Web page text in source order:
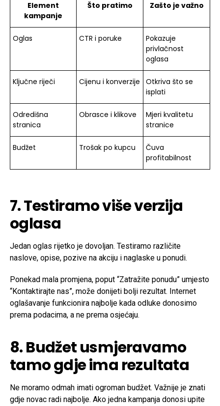
Element
kampanje
Što pratimo Zašto je važno
Oglas CTR i poruke
Pokazuje
privlačnost
oglasa
Ključne riječi Cijenu i konverzije
Otkriva što se
isplati
Odredišna
stranica
Obrasce i klikove
Mjeri kvalitetu
stranice
Budžet Trošak po kupcu
Čuva
profitabilnost
7. Testiramo više verzija
oglasa
Jedan oglas rijetko je dovoljan. Testiramo različite
naslove, opise, pozive na akciju i naglaske u ponudi.
Ponekad mala promjena, poput “Zatražite ponudu” umjesto
“Kontaktirajte nas”, može donijeti bolji rezultat. Internet
oglašavanje funkcionira najbolje kada odluke donosimo
prema podacima, a ne prema osjećaju.
8. Budžet usmjeravamo
tamo gdje ima rezultata
Ne moramo odmah imati ogroman budžet. Važnije je znati
gdje novac radi najbolje. Ako jedna kampanja donosi upite